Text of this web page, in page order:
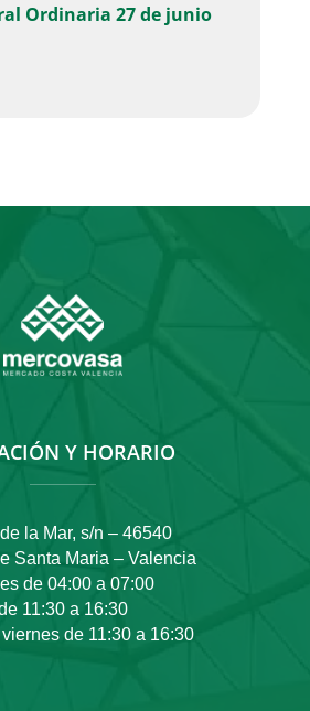
Ordinaria 27 de junio
Y HORARIO
la Mar, s/n – 46540
Santa Maria – Valencia
de 04:00 a 07:00
11:30 a 16:30
viernes de 11:30 a 16:30